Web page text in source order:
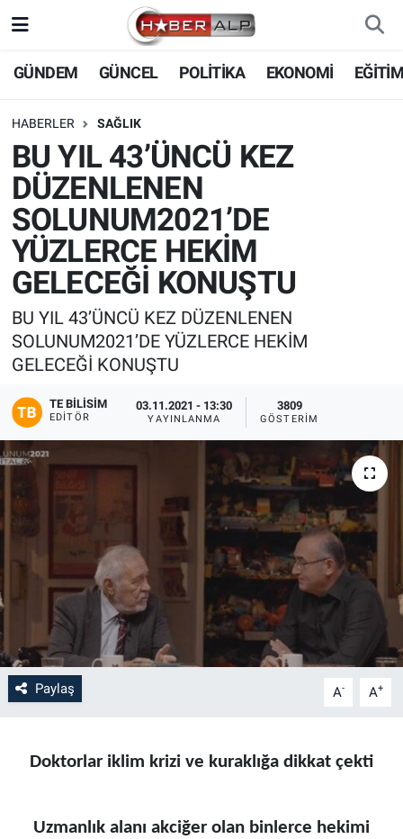
GÜNDEM GÜNCEL POLİTİKA EKONOMİ
HABERLER SAĞLIK
BU YIL 43’ÜNCÜ KEZ
DÜZENLENEN
SOLUNUM2021’DE
YÜZLERCE HEKİM
GELECEĞİ KONUŞTU
BU YIL 43’ÜNCÜ KEZ DÜZENLENEN
SOLUNUM2021’DE YÜZLERCE HEKİM
GELECEĞİ KONUŞTU
TE BILISIM
EDITÖR
03.11.2021 - 13:30
YAYINLANMA
3809
GÖSTERIM
Paylaş A- A+
Doktorlar iklim krizi ve kuraklığa dikkat çekti
Uzmanlık alanı akciğer olan binlerce hekimi
Nöbetçi Eczaneler
Hava Durumu
Trafik Durumu
Süper Lig Puan Durumu ve Fikstür
Tüm Manşetler
Son Dakika Haberleri
Haber Arşivi